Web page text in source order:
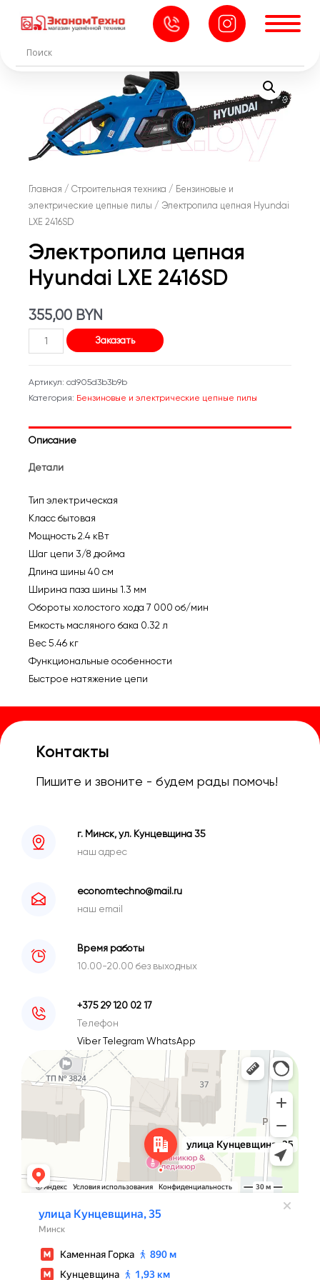
Главная / Строительная техника / Бензиновые и
электрические цепные пилы / Электропила цепная Hyundai
LXE 2416SD
Электропила цепная
Hyundai LXE 2416SD
355,00 BYN
Количество
товара
цепная
LXE
2416SD
Заказать
Артикул: cd905d3b3b9b
Категория: Бензиновые и электрические цепные пилы
Описание
Детали
Тип электрическая
Класс бытовая
Мощность 2.4 кВт
Шаг цепи 3/8 дюйма
Длина шины 40 см
Ширина паза шины 1.3 мм
Обороты холостого хода 7 000 об/мин
Емкость масляного бака 0.32 л
Вес 5.46 кг
Функциональные особенности
Быстрое натяжение цепи
Контакты
Пишите и звоните - будем рады помочь!
г. Минск, ул. Кунцевщина 35
наш адрес
economtechno@mail.ru
наш email
Время работы
10.00-20.00 без выходных
+375 29 120 02 17
Телефон
ViberTelegram WhatsApp
Минск
Улица Кунцевщина, 35 — Яндекс Карты